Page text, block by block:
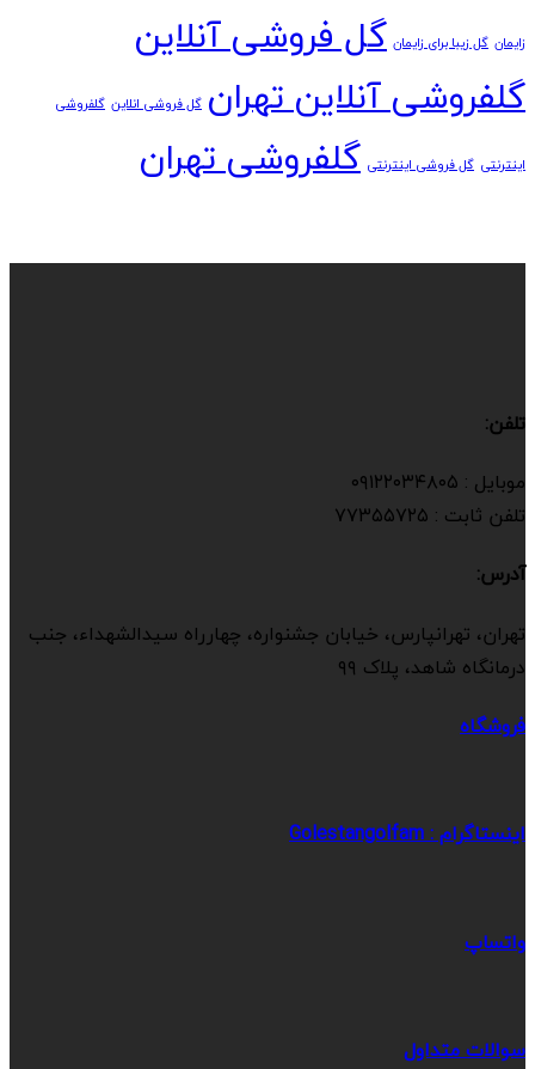
زایمان گل زیبا برای زایمان گل فروشی آنلاین
گلفروشی آنلاین تهران گل فروشی انلاین گلفروشی
اینترنتی گل فروشی اینترنتی گلفروشی تهران
تلفن:
موبایل : ۰۹۱۲۲۰۳۴۸۰۵
تلفن ثابت : ۷۷۳۵۵۷۲۵
آدرس:
تهران، تهرانپارس، خیابان جشنواره، چهارراه سیدالشهداء، جنب
درمانگاه شاهد، پلاک ۹۹
فروشگاه
اینستاگرام : Golestangolfam
واتساپ
سوالات متداول